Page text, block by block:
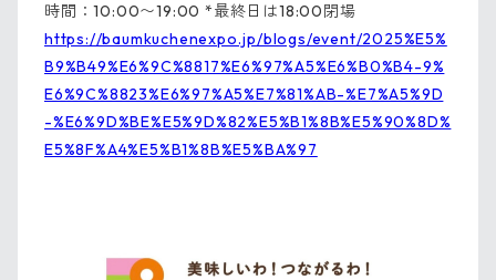
時間：10:00〜19:00 *最終日は18:00閉場
https://baumkuchenexpo.jp/blogs/event/2025%E5%
B9%B49%E6%9C%8817%E6%97%A5%E6%B0%B4-9%
E6%9C%8823%E6%97%A5%E7%81%AB-%E7%A5%9D
-%E6%9D%BE%E5%9D%82%E5%B1%8B%E5%90%8D%
E5%8F%A4%E5%B1%8B%E5%BA%97